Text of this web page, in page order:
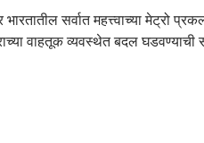
सर्वात महत्त्वाच्या मेट्रो
वाहतूक व्यवस्थेत बदल घडवण्याची